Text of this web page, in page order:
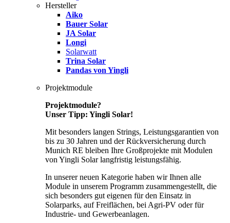
Hersteller
Aiko
Bauer Solar
JA Solar
Longi
Solarwatt
Trina Solar
Pandas von Yingli
Projektmodule
Projektmodule?
Unser Tipp: Yingli Solar!
Mit besonders langen Strings, Leistungsgarantien von
bis zu 30 Jahren und der Rückversicherung durch
Munich RE bleiben Ihre Großprojekte mit Modulen
von Yingli Solar langfristig leistungsfähig.
In unserer neuen Kategorie haben wir Ihnen alle
Module in unserem Programm zusammengestellt, die
sich besonders gut eigenen für den Einsatz in
Solarparks, auf Freiflächen, bei Agri-PV oder für
Industrie- und Gewerbeanlagen.